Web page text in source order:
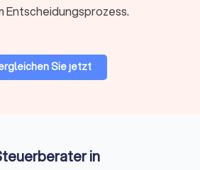
in Saarwellingen oder digitalen
guten Steuerberater
aus:
Die Bestellung durch die
Entscheidungsprozess.
Sie jetzt
in